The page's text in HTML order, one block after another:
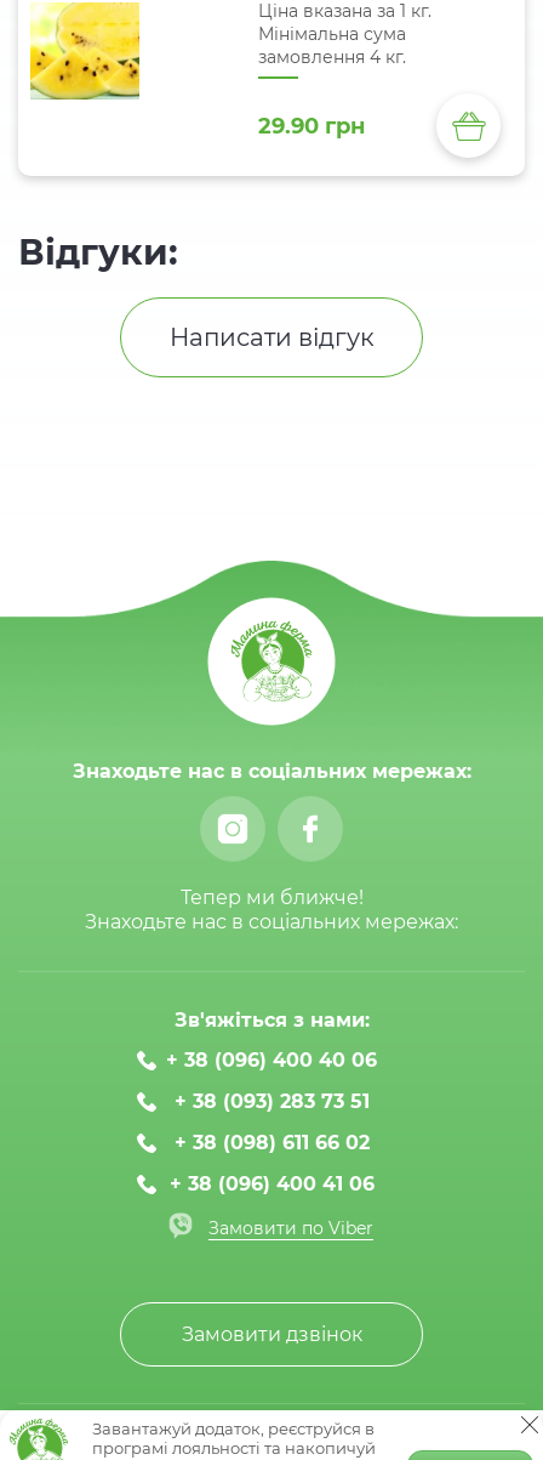
Ціна вказана за 1 кг.
Мінімальна сума
замовлення 4 кг.
29.90 грн
Відгуки:
Написати відгук
Знаходьте нас в соціальних мережах:
Тепер ми ближче!
Знаходьте нас в соціальних мережах:
Зв'яжіться з нами:
+ 38 (096) 400 40 06
+ 38 (093) 283 73 51
+ 38 (098) 611 66 02
+ 38 (096) 400 41 06
Замовити по Viber
Замовити дзвінок
© Мамина ферма 2020-2026
Завантажуй додаток, реєструйся в
програмі лояльності та накопичуй